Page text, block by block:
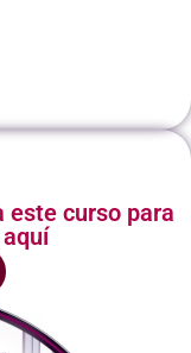
este curso para